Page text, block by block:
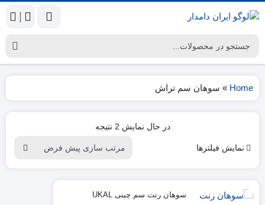
Home
» سوهان سم تراش
در حال نمایش 2 نتیجه
نمایش فیلترها
سوهان رنت سم چینی UKAL